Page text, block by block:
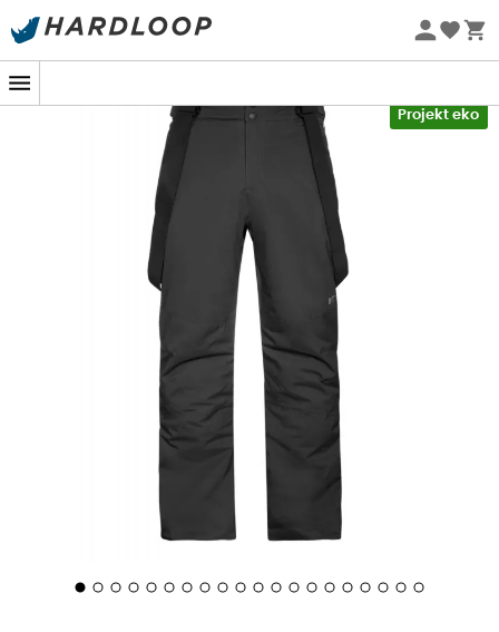
Letnie promocje 🔥 -5% DODATKOWO przy zakupie 2
Projekt eko